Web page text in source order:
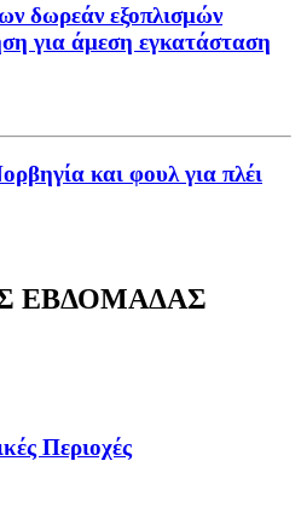
δωρεάν εξοπλισμών
για άμεση εγκατάσταση
και φουλ για πλέι
ΕΒΔΟΜΑΔΑΣ
Περιοχές